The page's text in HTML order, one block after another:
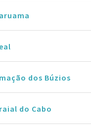
dos Búzios
do Cabo